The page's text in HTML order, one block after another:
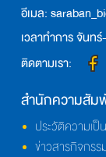
อีเมล:
เวลาทำการ จันท
ติดตามเรา:
สำนักความสัม
ประวัติความเป็
ข่าวสารกิจกรร